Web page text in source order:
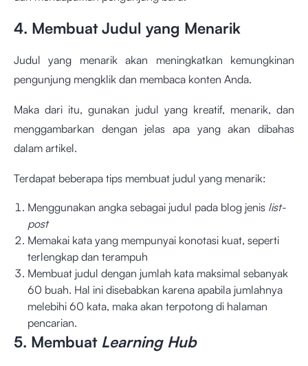
4. Membuat Judul yang Menarik
Judul yang menarik akan meningkatkan kemungkinan
pengunjung mengklik dan membaca konten Anda.
Maka dari itu, gunakan judul yang kreatif, menarik, dan
menggambarkan dengan jelas apa yang akan dibahas
dalam artikel.
Terdapat beberapa tips membuat judul yang menarik:
Menggunakan angka sebagai judul pada blog jenis list-
post
Memakai kata yang mempunyai konotasi kuat, seperti
terlengkap dan terampuh
Membuat judul dengan jumlah kata maksimal sebanyak
60 buah. Hal ini disebabkan karena apabila jumlahnya
melebihi 60 kata, maka akan terpotong di halaman
pencarian.
5. Membuat Learning Hub